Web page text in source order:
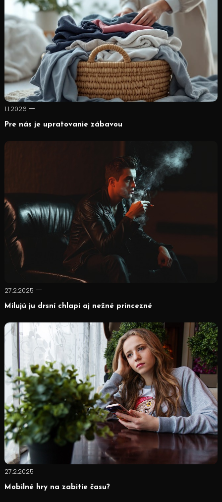
1.1.2026
Pre nás je upratovanie zábavou
27.2.2025
Milujú ju drsní chlapi aj nežné princezné
27.2.2025
Mobilné hry na zabitie času?